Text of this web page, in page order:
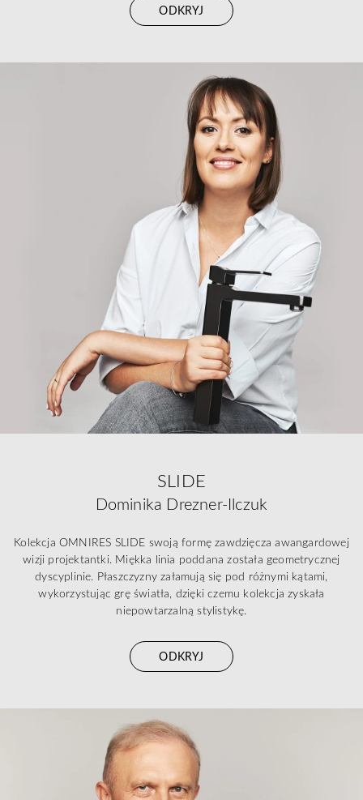
ODKRYJ
SLIDE
Dominika Drezner-Ilczuk
Kolekcja OMNIRES SLIDE swoją formę zawdzięcza awangardowej
wizji projektantki. Miękka linia poddana została geometrycznej
dyscyplinie. Płaszczyzny załamują się pod różnymi kątami,
wykorzystując grę światła, dzięki czemu kolekcja zyskała
niepowtarzalną stylistykę.
ODKRYJ